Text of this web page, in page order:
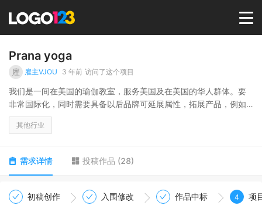
选择套餐→
商标版权
LOGO
Prana yoga
雇 雇主VJOU 3 年前 访问了这个项目
我们是一间在美国的瑜伽教室，服务美国及在美国的华人群体。要
非常国际化，同时需要具备以后品牌可延展属性，拓展产品，例如
瑜伽服，瑜伽辅具、健康食品等。传递健康，和谐，平衡的理念。
其他行业
需求详情 投稿作品 (28)
初稿创作 入围修改 作品中标 4 项